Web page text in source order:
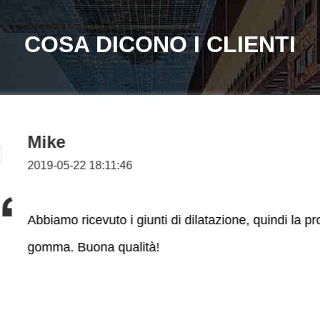
COSA DICONO I CLIENTI
Sofia
2022-09-17 03:56:30
Buona qualità e buon prezzo!